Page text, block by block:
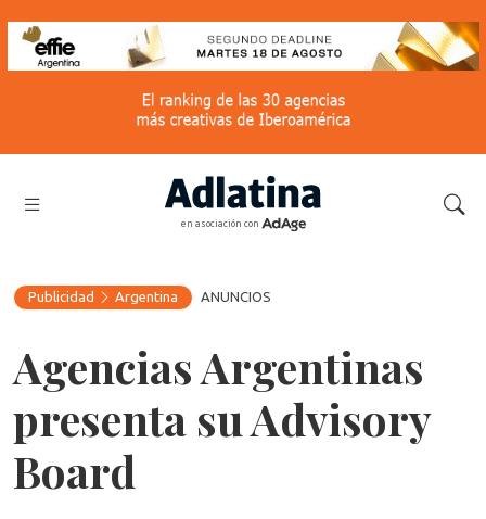
en asociación con
Publicidad Argentina ANUNCIOS
Agencias Argentinas
presenta su Advisory
Board